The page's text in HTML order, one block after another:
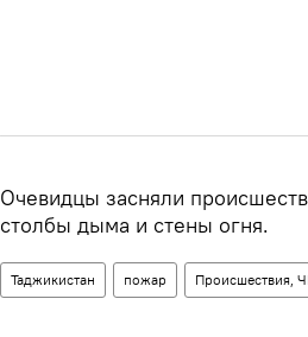
Очевидцы засняли
столбы дыма и стены огня.
Таджикистан пожар Происшествия,